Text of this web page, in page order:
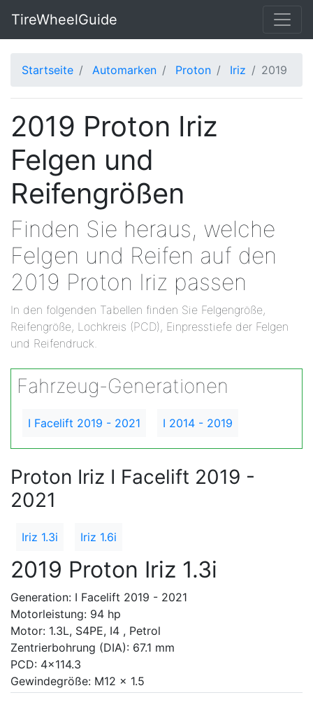
TireWheelGuide
Startseite Automarken Proton Iriz 2019
2019 Proton Iriz
Felgen und
Reifengrößen
Finden Sie heraus, welche
Felgen und Reifen auf den
2019 Proton Iriz passen
In den folgenden Tabellen finden Sie Felgengröße,
Reifengröße, Lochkreis (PCD), Einpresstiefe der Felgen
und Reifendruck.
Fahrzeug-Generationen
I Facelift 2019 - 2021 I 2014 - 2019
Proton Iriz I Facelift 2019 -
2021
Iriz 1.3i Iriz 1.6i
2019 Proton Iriz 1.3i
Generation: I Facelift 2019 - 2021
Motorleistung: 94 hp
Motor: 1.3L, S4PE, I4 , Petrol
Zentrierbohrung (DIA): 67.1 mm
PCD: 4x114.3
Gewindegröße: M12 x 1.5